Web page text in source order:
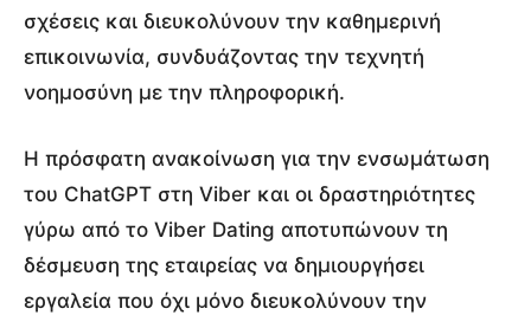
σχέσεις και διευκολύνουν την καθημερινή
επικοινωνία, συνδυάζοντας την τεχνητή
νοημοσύνη με την πληροφορική.
Η πρόσφατη ανακοίνωση για την ενσωμάτωση
του ChatGPT στη Viber και οι δραστηριότητες
γύρω από το Viber Dating αποτυπώνουν τη
δέσμευση της εταιρείας να δημιουργήσει
εργαλεία που όχι μόνο διευκολύνουν την